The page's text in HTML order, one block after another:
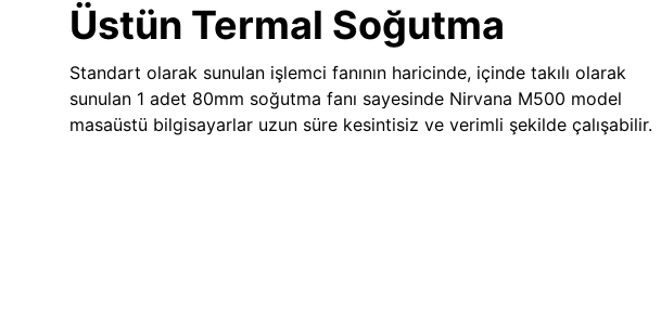
Üstün Termal Soğutma
Standart olarak sunulan işlemci fanının haricinde, içinde takılı olarak
sunulan 1 adet 80mm soğutma fanı sayesinde Nirvana M500 model
masaüstü bilgisayarlar uzun süre kesintisiz ve verimli şekilde çalışabilir.